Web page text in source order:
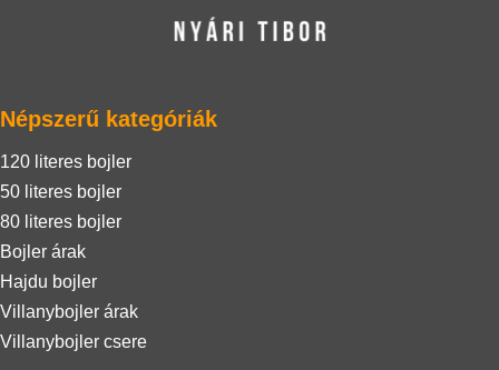
Népszerű kategóriák
120 literes bojler
50 literes bojler
80 literes bojler
Bojler árak
Hajdu bojler
Villanybojler árak
Villanybojler csere